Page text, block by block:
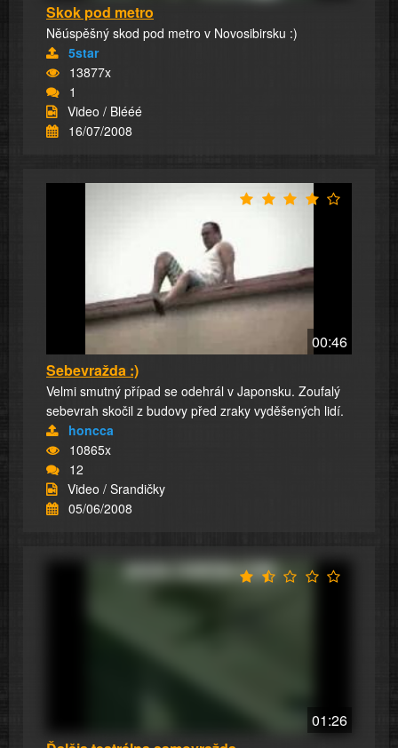
Skok pod metro
Něúspěšný skod pod metro v Novosibirsku :)
5star
13877x
1
Video / Blééé
16/07/2008
00:46
Sebevražda :)
Velmi smutný případ se odehrál v Japonsku. Zoufalý
sebevrah skočil z budovy před zraky vyděšených lidí.
honcca
10865x
12
Video / Srandičky
05/06/2008
01:26